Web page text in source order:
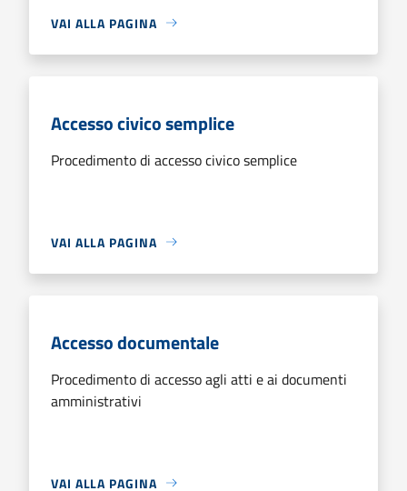
VAI ALLA PAGINA
Accesso civico semplice
Procedimento di accesso civico semplice
VAI ALLA PAGINA
Accesso documentale
Procedimento di accesso agli atti e ai documenti
amministrativi
VAI ALLA PAGINA